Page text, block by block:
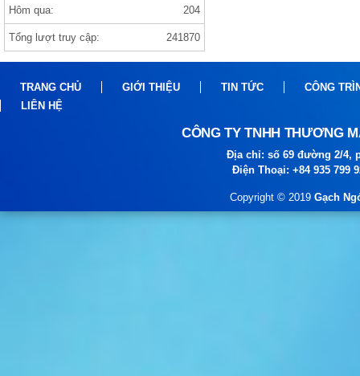
Gạch india 1000×1000 ANVI BIANCO
Hôm qua: 204
Tổng lượt truy cập: 241870
TRANG CHỦ GIỚI THIỆU TIN TỨC
CÔNG
LIÊN HỆ
CÔNG TY TNHH THƯƠNG
Địa chỉ: số 69 đường 2/4,
Điện Thoại: +84 935 799
Copyright © 2019 Gạch